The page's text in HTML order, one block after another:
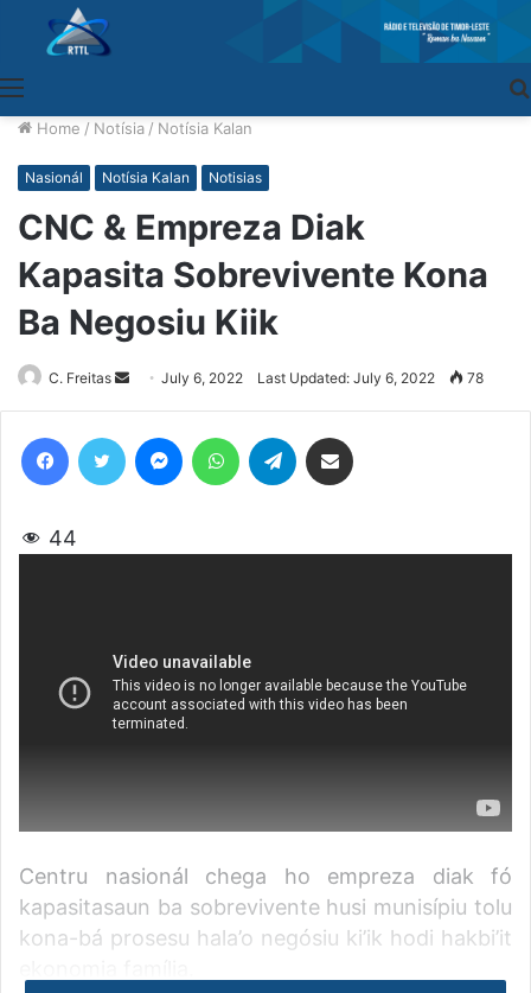
Home / Notísia / Notísia Kalan
Nasionál Notísia Kalan Notisias
CNC & Empreza Diak
Kapasita Sobrevivente Kona
Ba Negosiu Kiik
C. Freitas
Send
an
email
July 6, 2022 Last Updated: July 6, 2022 78
44
Centru nasionál chega ho empreza diak fó
kapasitasaun ba sobrevivente husi munisípiu tolu
kona-bá prosesu hala’o negósiu ki’ik hodi hakbi’it